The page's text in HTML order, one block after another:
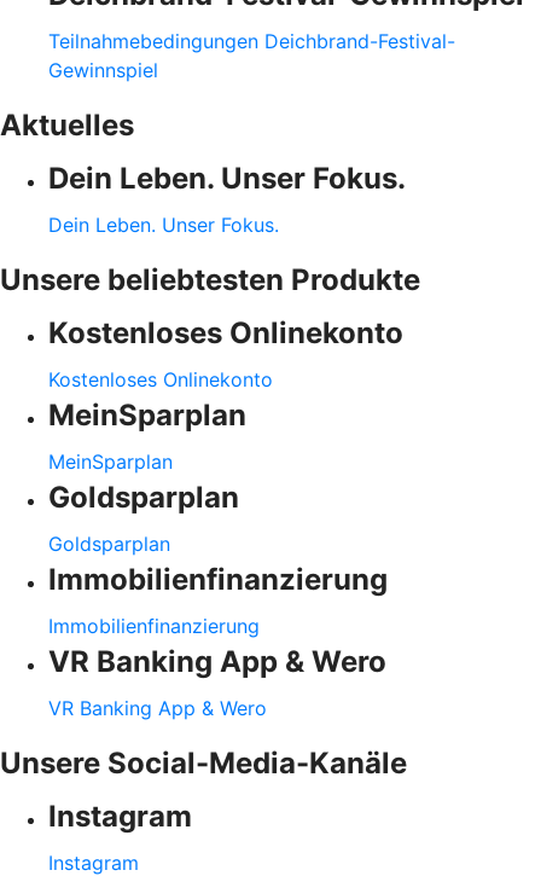
Teilnahmebedingungen Deichbrand-Festival-
Gewinnspiel
Aktuelles
Dein Leben. Unser Fokus.
Dein Leben. Unser Fokus.
Unsere beliebtesten Produkte
Kostenloses Onlinekonto
Kostenloses Onlinekonto
MeinSparplan
MeinSparplan
Goldsparplan
Goldsparplan
Immobilienfinanzierung
Immobilienfinanzierung
VR Banking App & Wero
VR Banking App & Wero
Unsere Social-Media-Kanäle
Instagram
Instagram